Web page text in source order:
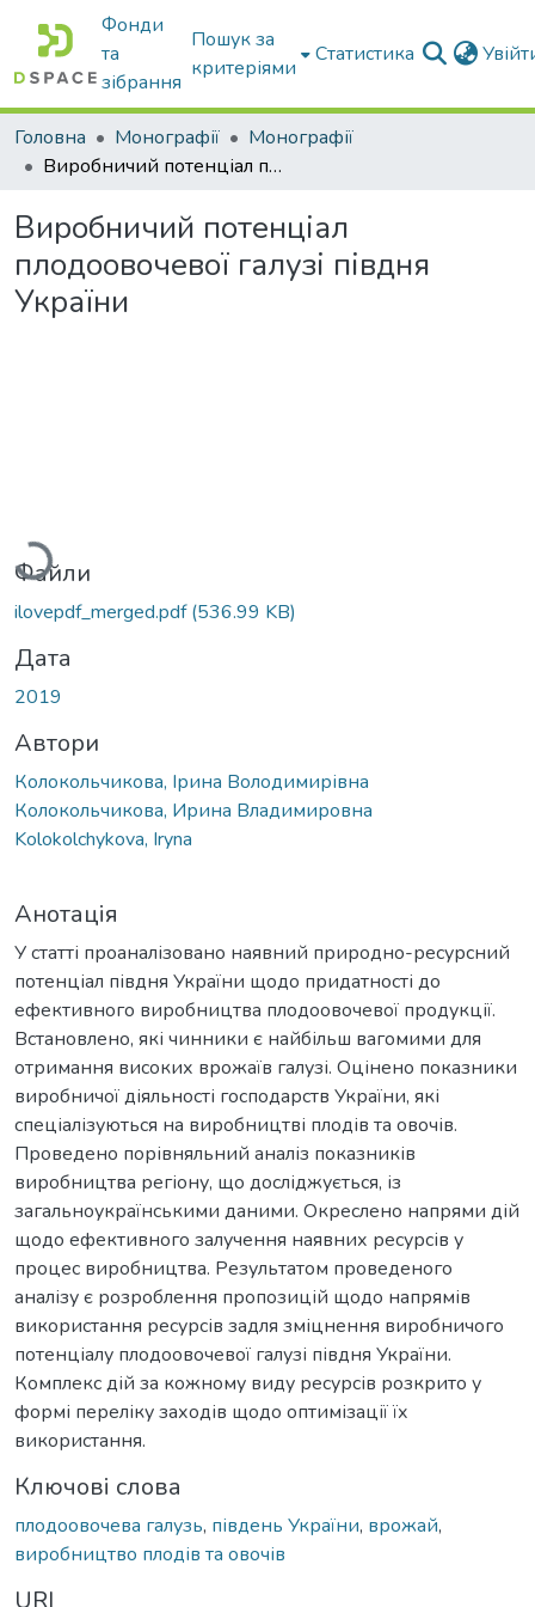
Фонди
та
зібрання
Пошук за
критеріями
Статистика
Головна Монографії
Монографії
Виробничий потенціал плодоовочевої галузі півдня України
Виробничий потенціал
плодоовочевої галузі півдня
України
Файли
ilovepdf_merged.pdf(536.99 KB)
Дата
2019
Автори
Колокольчикова, Ірина Володимирівна
Колокольчикова, Ирина Владимировна
Kolokolchykova, Iryna
Анотація
У статті проаналізовано наявний природно-ресурсний
потенціал півдня України щодо придатності до
ефективного виробництва плодоовочевої продукції.
Встановлено, які чинники є найбільш вагомими для
отримання високих врожаїв галузі. Оцінено показники
виробничої діяльності господарств України, які
спеціалізуються на виробництві плодів та овочів.
Проведено порівняльний аналіз показників
виробництва регіону, що досліджується, із
загальноукраїнськими даними. Окреслено напрями дій
щодо ефективного залучення наявних ресурсів у
процес виробництва. Результатом проведеного
аналізу є розроблення пропозицій щодо напрямів
використання ресурсів задля зміцнення виробничого
потенціалу плодоовочевої галузі півдня України.
Комплекс дій за кожному виду ресурсів розкрито у
формі переліку заходів щодо оптимізації їх
використання.
Ключові слова
плодоовочева галузь, південь України, врожай,
виробництво плодів та овочів
URI